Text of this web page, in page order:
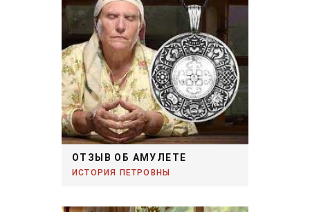
ОТЗЫВ ОБ АМУЛЕТЕ
ИСТОРИЯ ПЕТРОВНЫ